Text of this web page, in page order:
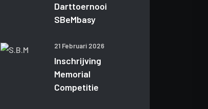
Darttoernooi
SBeMbasy
21 Februari 2026
Inschrijving
Memorial
Competitie